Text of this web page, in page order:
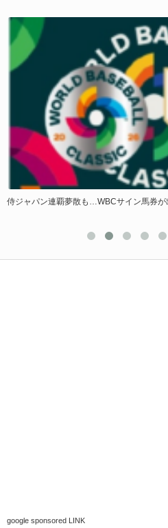
侍ジャパン連覇夢散も…WBCサイン馬券
google sponsored LINK